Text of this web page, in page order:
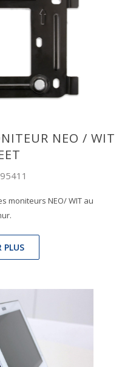
NEO / WIT
moniteurs NEO/ WIT au
PLUS